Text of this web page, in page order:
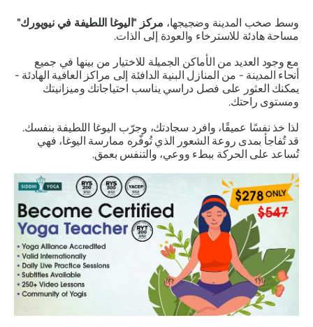
وسط صخب المدينة وضجيجها،مركز "اليوغا اللطيفة في نيويورك"
مساحة هادئة للاسترخاء والعودة إلى الذات.
مع وجود العديد من الأماكن الجميلة للاختيار من بينها في جميع
أنحاء المدينة - من المنازل البنية الدافئة إلى مراكز العافية الهادئة -
يمكنك العثور على فصل دراسي يناسب احتياجاتك وميزانيتك
ومستوى راحتك.
لذا خذ نفسًا عميقًا، وافرد سجادتك، وجرّب اليوغا اللطيفة بنفسك.
قد تُفاجأ بمدى روعة الشعور الذي تُوفّره ممارسة اليوغا، فهي
تُساعد على الحركة ببطء ووعي، والتنفس بعمق.